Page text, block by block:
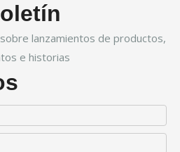
lanzamientos de productos,
e historias